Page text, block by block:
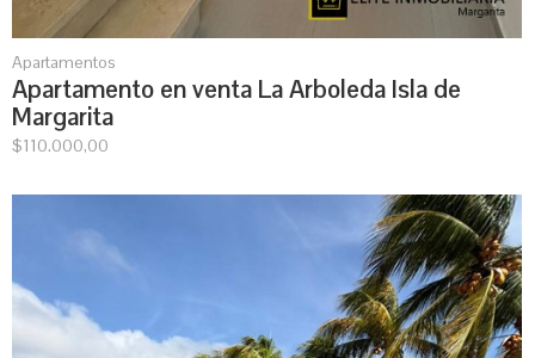
Apartamentos
Apartamento en venta La Arboleda Isla de
Margarita
$110.000,00